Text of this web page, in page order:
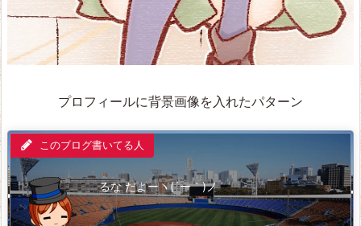
プロフィールに背景画像を入れたパターン
このブログ書いてる人
るな だよーヽ(´ー｀)ノ